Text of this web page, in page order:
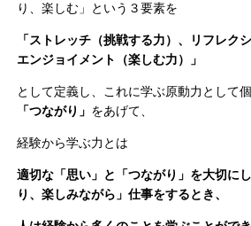
り、楽しむ」という３要素を
「ストレッチ（挑戦する力）、リフレク
エンジョイメント（楽しむ力）」
として定義し、これに学ぶ原動力として
「つながり」 をあげて、
経験から学ぶ力とは
適切な「思い」と「つながり」を大切に
り、楽しみながら」仕事をするとき、